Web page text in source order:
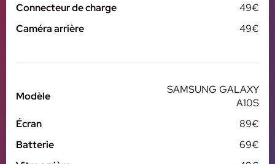
Connecteur de charge
49€
Caméra arrière
49€
Modèle
SAMSUNG GALAXY
A10S
Écran
89€
Batterie
69€